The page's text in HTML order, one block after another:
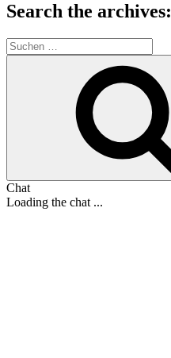
Search the archives:
Suche
nach:
Chat
Loading the chat ...